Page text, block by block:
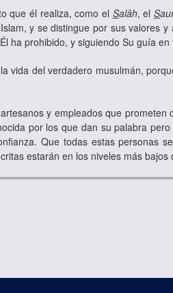
que él realiza, como el Salâh, el S
y se distingue por sus valores
ha prohibido, y siguiendo Su guía
vida del verdadero musulmán,
y empleados que
por los que dan su palabra
Que todas estas personas
estarán en los niveles más bajos